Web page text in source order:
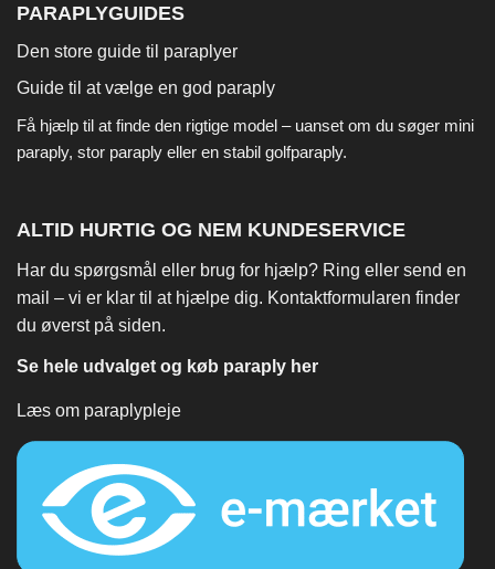
PARAPLYGUIDES
Den store guide til paraplyer
Guide til at vælge en god paraply
Få hjælp til at finde den rigtige model – uanset om du søger mini
paraply, stor paraply eller en stabil golfparaply.
ALTID HURTIG OG NEM KUNDESERVICE
Har du spørgsmål eller brug for hjælp? Ring eller send en
mail – vi er klar til at hjælpe dig. Kontaktformularen finder
du øverst på siden.
Se hele udvalget og køb paraply her
Læs om paraplypleje